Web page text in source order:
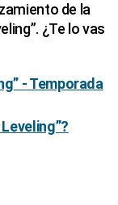
de la
¿Te lo vas
- Temporada